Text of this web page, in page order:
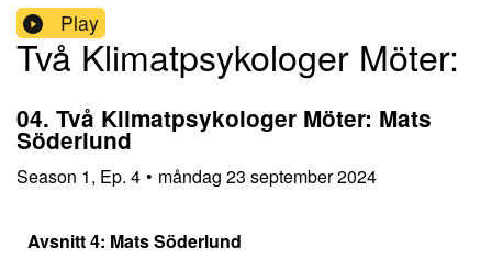
Play
Två Klimatpsykologer Möter:
04. Två Klimatpsykologer Möter: Mats
Söderlund
Season 1, Ep. 4 • måndag 23 september 2024
Avsnitt 4: Mats Söderlund